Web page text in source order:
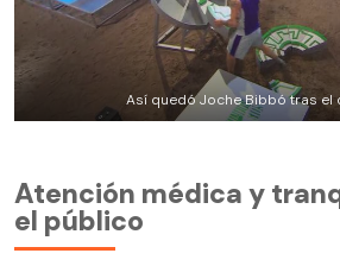
Así quedó Joche Bibbó tras el
Atención médica y
el público